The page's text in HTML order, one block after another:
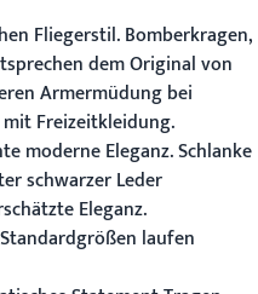
Fliegerstil. Bomberkragen,
dem Original von
Armermüdung bei
Freizeitkleidung.
moderne Eleganz. Schlanke
schwarzer Leder
Eleganz.
laufen